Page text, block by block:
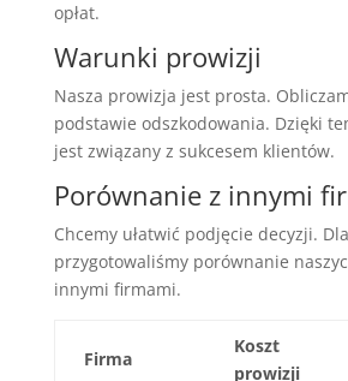
opłat.
Warunki prowizji
Nasza prowizja jest prosta.
podstawie odszkodowania. Dzięki
jest związany z sukcesem klientów.
Porównanie z innymi
Chcemy ułatwić podjęcie decyzji.
przygotowaliśmy porównanie
innymi firmami.
Firma
Koszt
prowizji